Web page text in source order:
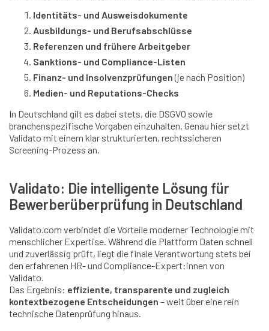
Identitäts- und Ausweisdokumente
Ausbildungs- und Berufsabschlüsse
Referenzen und frühere Arbeitgeber
Sanktions- und Compliance-Listen
Finanz- und Insolvenzprüfungen(je nach Position)
Medien- und Reputations-Checks
In Deutschland gilt es dabei stets, die DSGVO sowie
branchenspezifische Vorgaben einzuhalten. Genau hier setzt
Validato mit einem klar strukturierten, rechtssicheren
Screening-Prozess an.
Validato: Die intelligente Lösung für
Bewerberüberprüfung in Deutschland
Validato.com verbindet die Vorteile moderner Technologie mit
menschlicher Expertise. Während die Plattform Daten schnell
und zuverlässig prüft, liegt die finale Verantwortung stets bei
den erfahrenen HR- und Compliance-Expert:innen von
Validato.
Das Ergebnis: effiziente, transparente und zugleich
kontextbezogene Entscheidungen – weit über eine rein
technische Datenprüfung hinaus.